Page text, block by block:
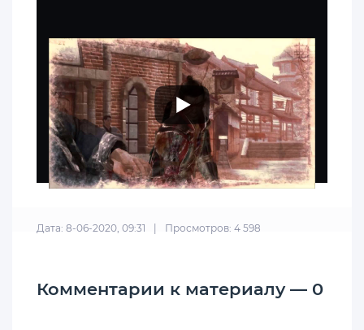
Дата: 8-06-2020, 09:31 Просмотров: 4 598
Комментарии к материалу — 0